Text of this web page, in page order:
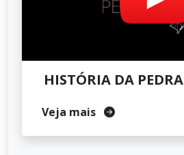
HISTÓRIA DA PEDRA
Veja mais